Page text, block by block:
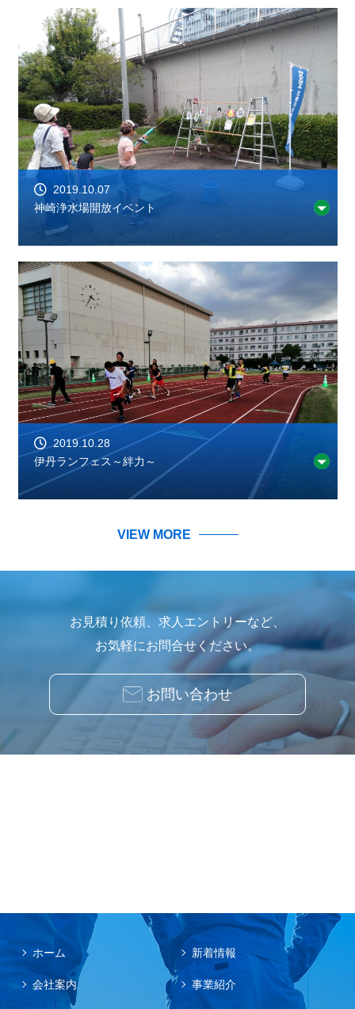
2019.10.07
神崎浄水場開放イベント
2019.10.28
伊丹ランフェス～絆力～
VIEW MORE
お見積り依頼、求人エントリーなど、
お気軽にお問合せください。
お問い合わせ
ホーム 新着情報
会社案内 事業紹介